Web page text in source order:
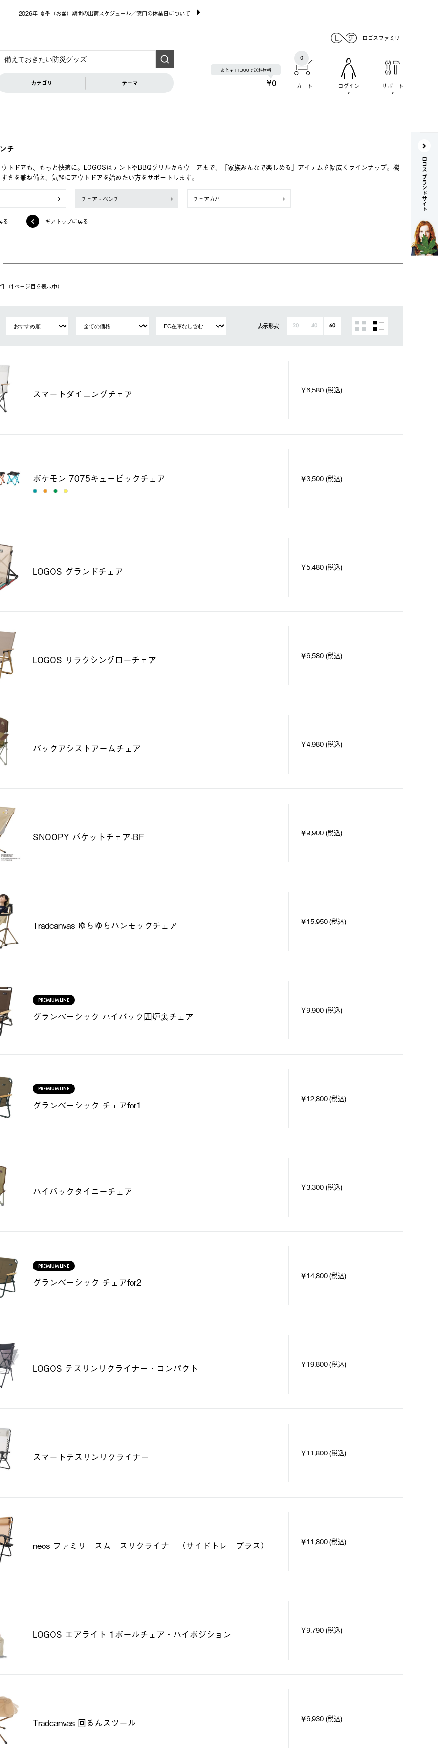
2026年 夏季（お盆）期間の出荷スケジュール／窓口の休業日について
ロゴスファミリー
カテゴリ テーマ
あと￥11,000で送料無料
¥0 カート
0
ログイン サポート
チ
トドアも、もっと快適に。LOGOSはテントやBBQグリルからウェアまで、「家族みんなで楽しめる」アイテムを幅広くラインナップ。機
さを兼ね備え、気軽にアウトドアを始めたい方をサポートします。
チェア・ベンチ チェアカバー
る ギアトップに戻る
（1ページ⽬を表⽰中）
表示形式 20 40 60
スマートダイニングチェア ￥6,580 (税込)
ポケモン 7075キュービックチェア ￥3,500 (税込)
LOGOS グランドチェア ￥5,480 (税込)
LOGOS リラクシングローチェア ￥6,580 (税込)
バックアシストアームチェア ￥4,980 (税込)
SNOOPY バケットチェア-BF ￥9,900 (税込)
Tradcanvas ゆらゆらハンモックチェア ￥15,950 (税込)
PREMIUM LINE
グランベーシック ハイバック囲炉裏チェア
￥9,900 (税込)
PREMIUM LINE
グランベーシック チェアfor1
￥12,800 (税込)
ハイバックタイニーチェア ￥3,300 (税込)
PREMIUM LINE
グランベーシック チェアfor2
￥14,800 (税込)
LOGOS テスリンリクライナー・コンパクト ￥19,800 (税込)
スマートテスリンリクライナー ￥11,800 (税込)
neos ファミリースムースリクライナー（サイドトレープラス） ￥11,800 (税込)
LOGOS エアライト 1ポールチェア・ハイポジション ￥9,790 (税込)
Tradcanvas 回るんスツール ￥6,930 (税込)
ロゴス ブランドサイト